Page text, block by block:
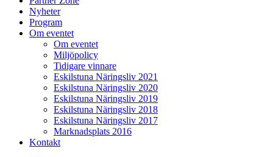
Nyheter
Program
Om eventet
Om eventet
Miljöpolicy
Tidigare vinnare
Eskilstuna Näringsliv 2021
Eskilstuna Näringsliv 2020
Eskilstuna Näringsliv 2019
Eskilstuna Näringsliv 2018
Eskilstuna Näringsliv 2017
Marknadsplats 2016
Kontakt